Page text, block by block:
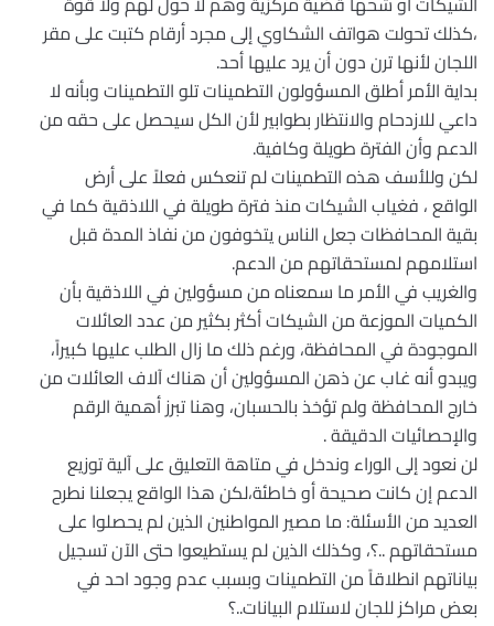
،كذلك تحولت هواتف الشكاوي إلى مجرد أرقام كتبت على مقر
اللجان لأنها ترن دون أن يرد عليها أحد.
بداية الأمر أطلق المسؤولون التطمينات تلو التطمينات وبأنه لا
داعي للازدحام والانتظار بطوابير لأن الكل سيحصل على حقه من
الدعم وأن الفترة طويلة وكافية.
لكن وللأسف هذه التطمينات لم تنعكس فعلاً على أرض
الواقع ، فغياب الشيكات منذ فترة طويلة في اللاذقية كما في
بقية المحافظات جعل الناس يتخوفون من نفاذ المدة قبل
استلامهم لمستحقاتهم من الدعم.
والغريب في الأمر ما سمعناه من مسؤولين في اللاذقية بأن
الكميات الموزعة من الشيكات أكثر بكثير من عدد العائلات
الموجودة في المحافظة، ورغم ذلك ما زال الطلب عليها كبيراً،
ويبدو أنه غاب عن ذهن المسؤولين أن هناك آلاف العائلات من
خارج المحافظة ولم تؤخذ بالحسبان، وهنا تبرز أهمية الرقم
والإحصائيات الدقيقة .
لن نعود إلى الوراء وندخل في متاهة التعليق على آلية توزيع
الدعم إن كانت صحيحة أو خاطئة،لكن هذا الواقع يجعلنا نطرح
العديد من الأسئلة: ما مصير المواطنين الذين لم يحصلوا على
مستحقاتهم ..؟، وكذلك الذين لم يستطيعوا حتى الآن تسجيل
بياناتهم انطلاقاً من التطمينات وبسبب عدم وجود احد في
بعض مراكز للجان لاستلام البيانات..؟